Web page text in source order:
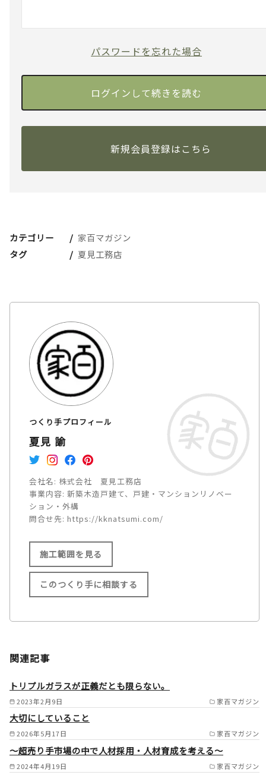
パスワードを忘れた場合
新規会員登録はこちら
カテゴリー
家百マガジン
タグ
夏見工務店
つくり手プロフィール
夏見 諭
会社名: 株式会社 夏見工務店
事業内容: 新築木造戸建て、戸建・マンションリノベー
ション・外構
問合せ先: https://kknatsumi.com/
施工範囲を見る
施工範囲
京都市（北区 /
大山崎町 /
このつくり手に相談する
関連記事
2023年2月9日 家百マガジン
トリプルガラスが正義だとも限らない。
2026年5月17日 家百マガジン
大切にしていること
2024年4月19日 家百マガジン
～超売り手市場の中で人材採用・人材育成を考える～